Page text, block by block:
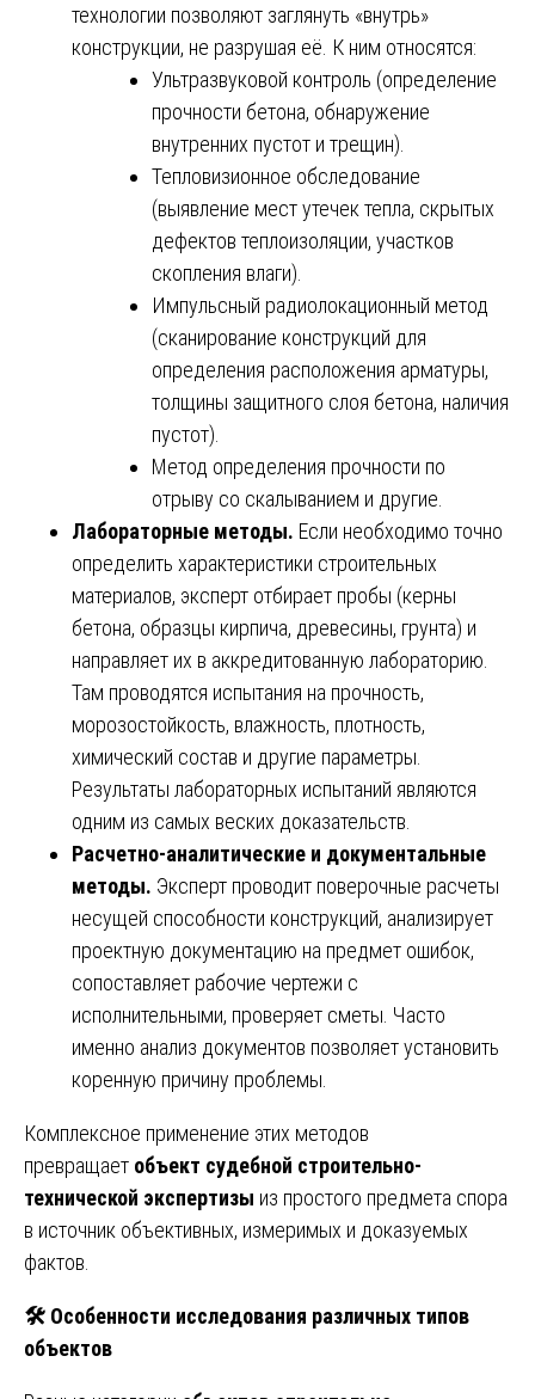
технологии позволяют заглянуть «внутрь»
конструкции, не разрушая её. К ним относятся:
Ультразвуковой контроль (определение
прочности бетона, обнаружение
внутренних пустот и трещин).
Тепловизионное обследование
(выявление мест утечек тепла, скрытых
дефектов теплоизоляции, участков
скопления влаги).
Импульсный радиолокационный метод
(сканирование конструкций для
определения расположения арматуры,
толщины защитного слоя бетона, наличия
пустот).
Метод определения прочности по
отрыву со скалыванием и другие.
Лабораторные методы. Если необходимо точно
определить характеристики строительных
материалов, эксперт отбирает пробы (керны
бетона, образцы кирпича, древесины, грунта) и
направляет их в аккредитованную лабораторию.
Там проводятся испытания на прочность,
морозостойкость, влажность, плотность,
химический состав и другие параметры.
Результаты лабораторных испытаний являются
одним из самых веских доказательств.
Расчетно-аналитические и документальные
методы. Эксперт проводит поверочные расчеты
несущей способности конструкций, анализирует
проектную документацию на предмет ошибок,
сопоставляет рабочие чертежи с
исполнительными, проверяет сметы. Часто
именно анализ документов позволяет установить
коренную причину проблемы.
Комплексное применение этих методов
превращает объект судебной строительно-
технической экспертизы из простого предмета спора
в источник объективных, измеримых и доказуемых
фактов.
🛠 ️ Особенности исследования различных типов
объектов